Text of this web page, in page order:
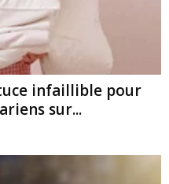
infaillible pour
sur...